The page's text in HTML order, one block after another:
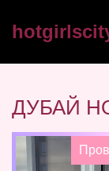
ДУБАЙ